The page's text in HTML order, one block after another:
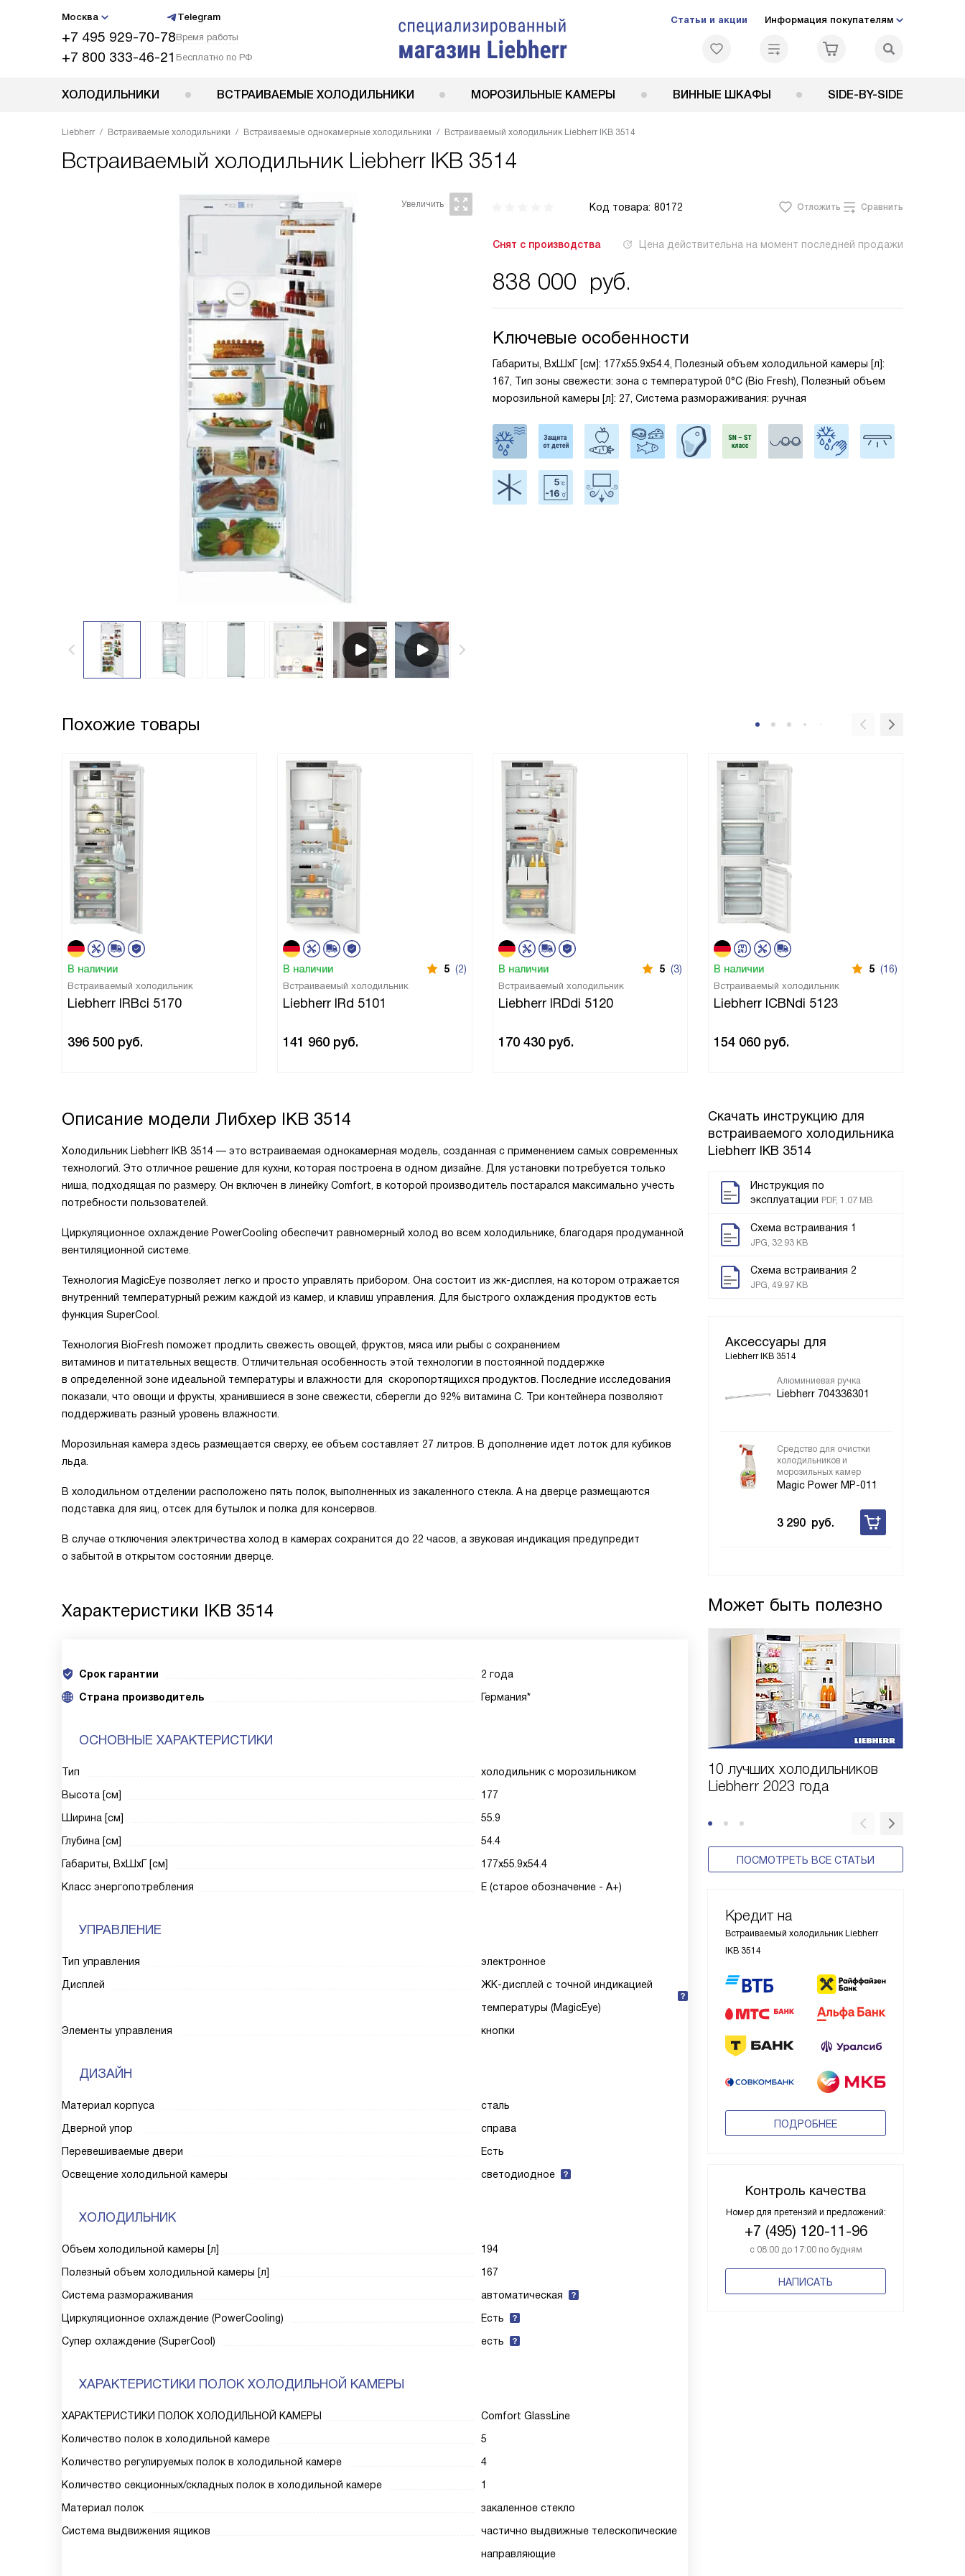
Москва Telegram
+7 495 929-70-78Время работы
+7 800 333-46-21 Бесплатно по РФ
Статьи и акции Информация покупателям
ХОЛОДИЛЬНИКИ ВСТРАИВАЕМЫЕ ХОЛОДИЛЬНИКИ МОРОЗИЛЬНЫЕ КАМЕРЫ ВИННЫЕ ШКАФЫ SIDE-BY-SIDE
Liebherr Встраиваемые холодильники Встраиваемые однокамерные холодильники Встраиваемый холодильник Liebherr IKB 3514
Встраиваемый холодильник Liebherr IKB 3514
Код товара: 80172 Отложить Сравнить
Снят с производства Цена действительна на момент последней продажи
838 000 руб.
Ключевые особенности
Габариты, ВxШxГ [см]: 177x55.9x54.4, Полезный объем холодильной камеры [л]:
167, Тип зоны свежести: зона с температурой 0°C (Bio Fresh), Полезный объем
морозильной камеры [л]: 27, Система размораживания: ручная
Похожие товары
В наличии
Встраиваемый холодильник
Liebherr IRBci 5170
396 500 руб.
В наличии 5 (2)
Встраиваемый холодильник
Liebherr IRd 5101
141 960 руб.
В наличии 5 (3)
Встраиваемый холодильник
Liebherr IRDdi 5120
170 430 руб.
В наличии 5 (16)
Встраиваемый холодильник
Liebherr ICBNdi 5123
154 060 руб.
Скачать инструкцию для
встраиваемого холодильника
Liebherr IKB 3514
Инструкция по
эксплуатации PDF, 1.07 MB
Схема встраивания 1
JPG, 32.93 KB
Схема встраивания 2
JPG, 49.97 KB
Аксессуары для
Liebherr IKB 3514
Алюминиевая ручка
Liebherr 704336301
Средство для очистки
холодильников и
морозильных камер
Magic Power MP-011
3 290 руб.
Может быть полезно
10 лучших холодильников
Liebherr 2023 года
ПОСМОТРЕТЬ ВСЕ СТАТЬИ
Кредит на
Встраиваемый холодильник Liebherr
IKB 3514
ПОДРОБНЕЕ
Контроль качества
Номер для претензий и предложений:
+7 (495) 120-11-96
с 08:00 до 17:00 по будням
НАПИСАТЬ
Описание модели Либхер IKB 3514
Холодильник Liebherr IKB 3514 — это встраиваемая однокамерная модель, созданная с применением самых современных
технологий. Это отличное решение для кухни, которая построена в одном дизайне. Для установки потребуется только
ниша, подходящая по размеру. Он включен в линейку Comfort, в которой производитель постарался максимально учесть
потребности пользователей.
Циркуляционное охлаждение PowerCooling обеспечит равномерный холод во всем холодильнике, благодаря продуманной
вентиляционной системе.
Технология MagicEye позволяет легко и просто управлять прибором. Она состоит из жк-дисплея, на котором отражается
внутренний температурный режим каждой из камер, и клавиш управления. Для быстрого охлаждения продуктов есть
функция SuperCool.
Технология BioFresh поможет продлить свежесть овощей, фруктов, мяса или рыбы с сохранением
витаминов и питательных веществ. Отличительная особенность этой технологии в постоянной поддержке
в определенной зоне идеальной температуры и влажности для скоропортящихся продуктов. Последние исследования
показали, что овощи и фрукты, хранившиеся в зоне свежести, сберегли до 92% витамина С. Три контейнера позволяют
поддерживать разный уровень влажности.
Морозильная камера здесь размещается сверху, ее объем составляет 27 литров. В дополнение идет лоток для кубиков
льда.
В холодильном отделении расположено пять полок, выполненных из закаленного стекла. А на дверце размещаются
подставка для яиц, отсек для бутылок и полка для консервов.
В случае отключения электричества холод в камерах сохранится до 22 часов, а звуковая индикация предупредит
о забытой в открытом состоянии дверце.
Характеристики IKB 3514
Срок гарантии
2 года
Cтрана производитель
Германия*
ОСНОВНЫЕ ХАРАКТЕРИСТИКИ
Тип
холодильник с морозильником
Высота [см]
177
Ширина [см]
55.9
Глубина [см]
54.4
Габариты, ВxШxГ [см]
177x55.9x54.4
Класс энергопотребления
E (старое обозначение - A+)
УПРАВЛЕНИЕ
Тип управления
электронное
Дисплей
ЖК-дисплей с точной индикацией
температуры (MagicEye)
Элементы управления
кнопки
ДИЗАЙН
Материал корпуса
сталь
Дверной упор
справа
Перевешиваемые двери
Есть
Освещение холодильной камеры
светодиодное
ХОЛОДИЛЬНИК
Объем холодильной камеры [л]
194
Полезный объем холодильной камеры [л]
167
Система размораживания
автоматическая
Циркуляционное охлаждение (PowerCooling)
Есть
Супер охлаждение (SuperCool)
есть
ХАРАКТЕРИСТИКИ ПОЛОК ХОЛОДИЛЬНОЙ КАМЕРЫ
ХАРАКТЕРИСТИКИ ПОЛОК ХОЛОДИЛЬНОЙ КАМЕРЫ
Comfort GlassLine
Количество полок в холодильной камере
5
Количество регулируемых полок в холодильной камере
4
Количество секционных/складных полок в холодильной камере
1
Материал полок
закаленное стекло
Система выдвижения ящиков
частично выдвижные телескопические
направляющие